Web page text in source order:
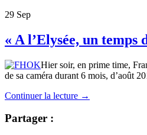
29 Sep
« A l’Elysée, un
Hier soir, en prime time,
de sa caméra durant 6 mois, d’août
Continuer la lecture →
Partager :